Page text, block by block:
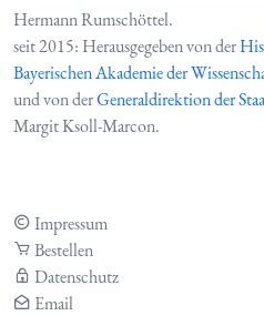
Hermann Rumschöttel.
seit 2015: Herausgegeben von der
Bayerischen Akademie der
und von derGeneraldirektion der
Margit Ksoll-Marcon.
Impressum
Bestellen
Datenschutz
Email